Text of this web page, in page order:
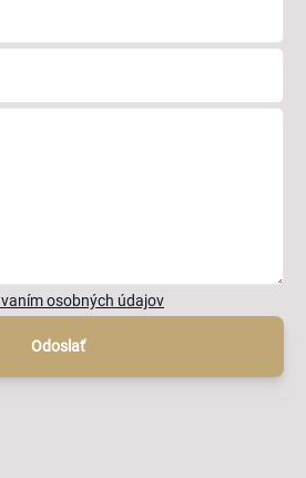
osobných údajov
Odoslať